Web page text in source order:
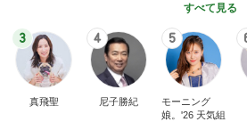
すべて見る
3
真飛聖
4
尼子勝紀
5
モーニング
娘。'26 天気組